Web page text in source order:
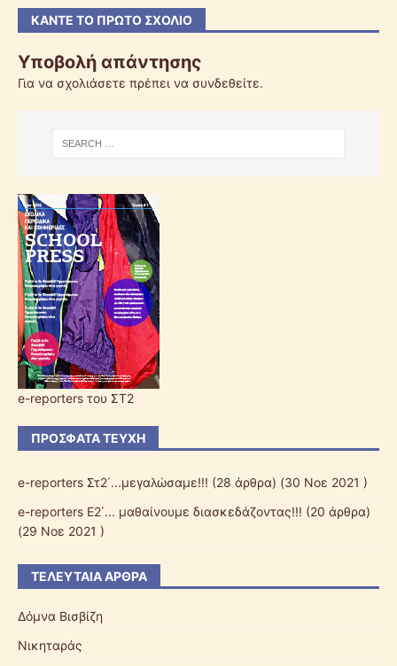
ΚΆΝΤΕ ΤΟ ΠΡΏΤΟ ΣΧΌΛΙΟ
Υποβολή απάντησης
Για να σχολιάσετε πρέπει να συνδεθείτε.
e-reporters του ΣΤ2
ΠΡΌΣΦΑΤΑ ΤΕΎΧΗ
e-reporters Στ2΄...μεγαλώσαμε!!! (28 άρθρα) (30 Νοε 2021 )
e-reporters Ε2΄... μαθαίνουμε διασκεδάζοντας!!! (20 άρθρα)
(29 Νοε 2021 )
ΤΕΛΕΥΤΑΊΑ ΆΡΘΡΑ
Δόμνα Βισβίζη
Νικηταράς